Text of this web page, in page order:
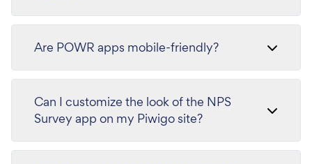
Are POWR apps mobile-friendly?
Can I customize the look of the NPS
Survey app on my Piwigo site?